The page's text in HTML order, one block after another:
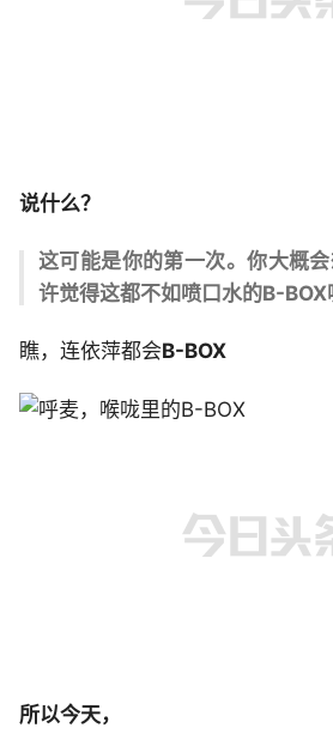
说什么？
这可能是你的第一次。你大概会
许觉得这都不如喷口水的B-BOX
瞧，连依萍都会B-BOX
所以今天，